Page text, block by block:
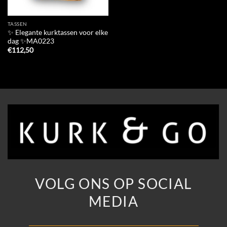
TASSEN
✨ Elegante kurktassen voor elke
dag ✨MA0223
€112,50
VOLG ONS OP SOCIAL
MEDIA